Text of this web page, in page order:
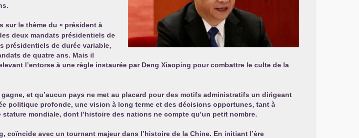
sur le thème du « président à
deux mandats présidentiels de
présidentiels de durée variable,
de quatre ans. Mais il
l’entorse à une règle instaurée par Deng Xiaoping pour combattre le culte de la
et qu’aucun pays ne met au placard pour des motifs administratifs un dirigeant
politique profonde, une vision à long terme et des décisions opportunes, tant à
mondiale, dont l’histoire des nations ne compte qu’un petit nombre.
avec un tournant majeur dans l’histoire de la Chine. En initiant l’ère